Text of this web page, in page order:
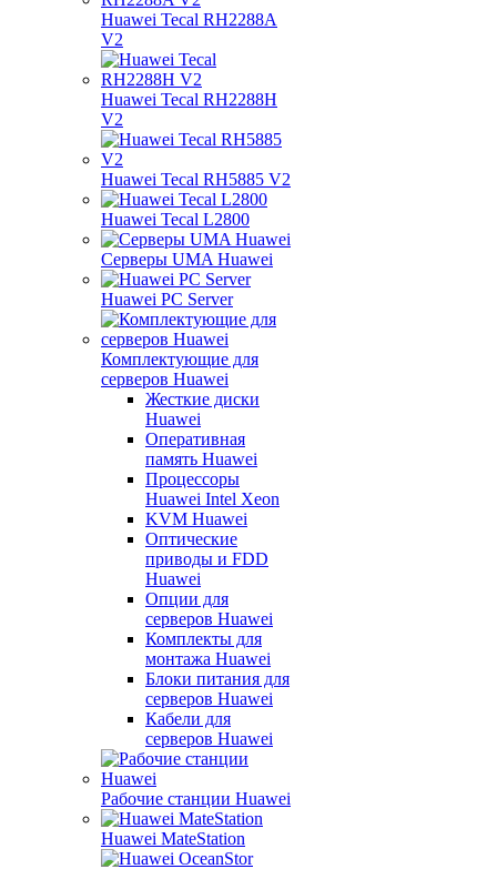
Huawei Tecal RH2288A
V2
Huawei Tecal RH2288H
V2
Huawei Tecal RH5885 V2
Huawei Tecal L2800
Серверы UMA Huawei
Huawei PC Server
Комплектующие для
серверов Huawei
Жесткие диски
Huawei
Оперативная
память Huawei
Процессоры
Huawei Intel Xeon
KVM Huawei
Оптические
приводы и FDD
Huawei
Опции для
серверов Huawei
Комплекты для
монтажа Huawei
Блоки питания для
серверов Huawei
Кабели для
серверов Huawei
Рабочие станции Huawei
Huawei MateStation